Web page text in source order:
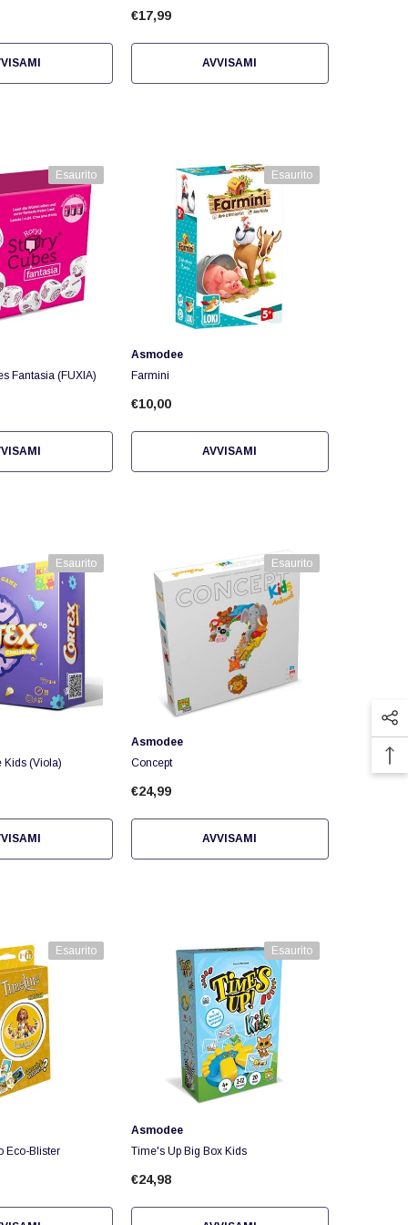
€17,99
AVVISAMI
Esaurito
Fantasia (FUXIA)
Esaurito
Fornitore:
Asmodee
Farmini
€10,00
AVVISAMI
Esaurito
Kids (Viola)
Esaurito
Fornitore:
Asmodee
Concept
€24,99
AVVISAMI
Esaurito
Eco-Blister
Esaurito
Fornitore:
Asmodee
Time's Up Big Box Kids
€24,98